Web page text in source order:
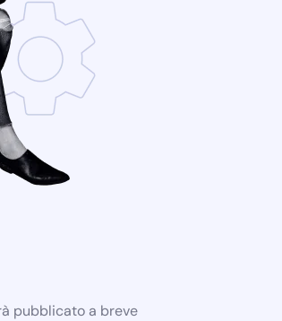
pubblicato a breve